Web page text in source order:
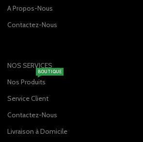
A Propos-Nous
Contactez-Nous
NOS SERVICES
Nos Produits
BOUTIQUE
Service Client
Contactez-Nous
Livraison à Domicile